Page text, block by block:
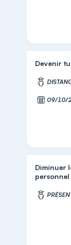
Devenir
09/10/
Diminuer
personnel